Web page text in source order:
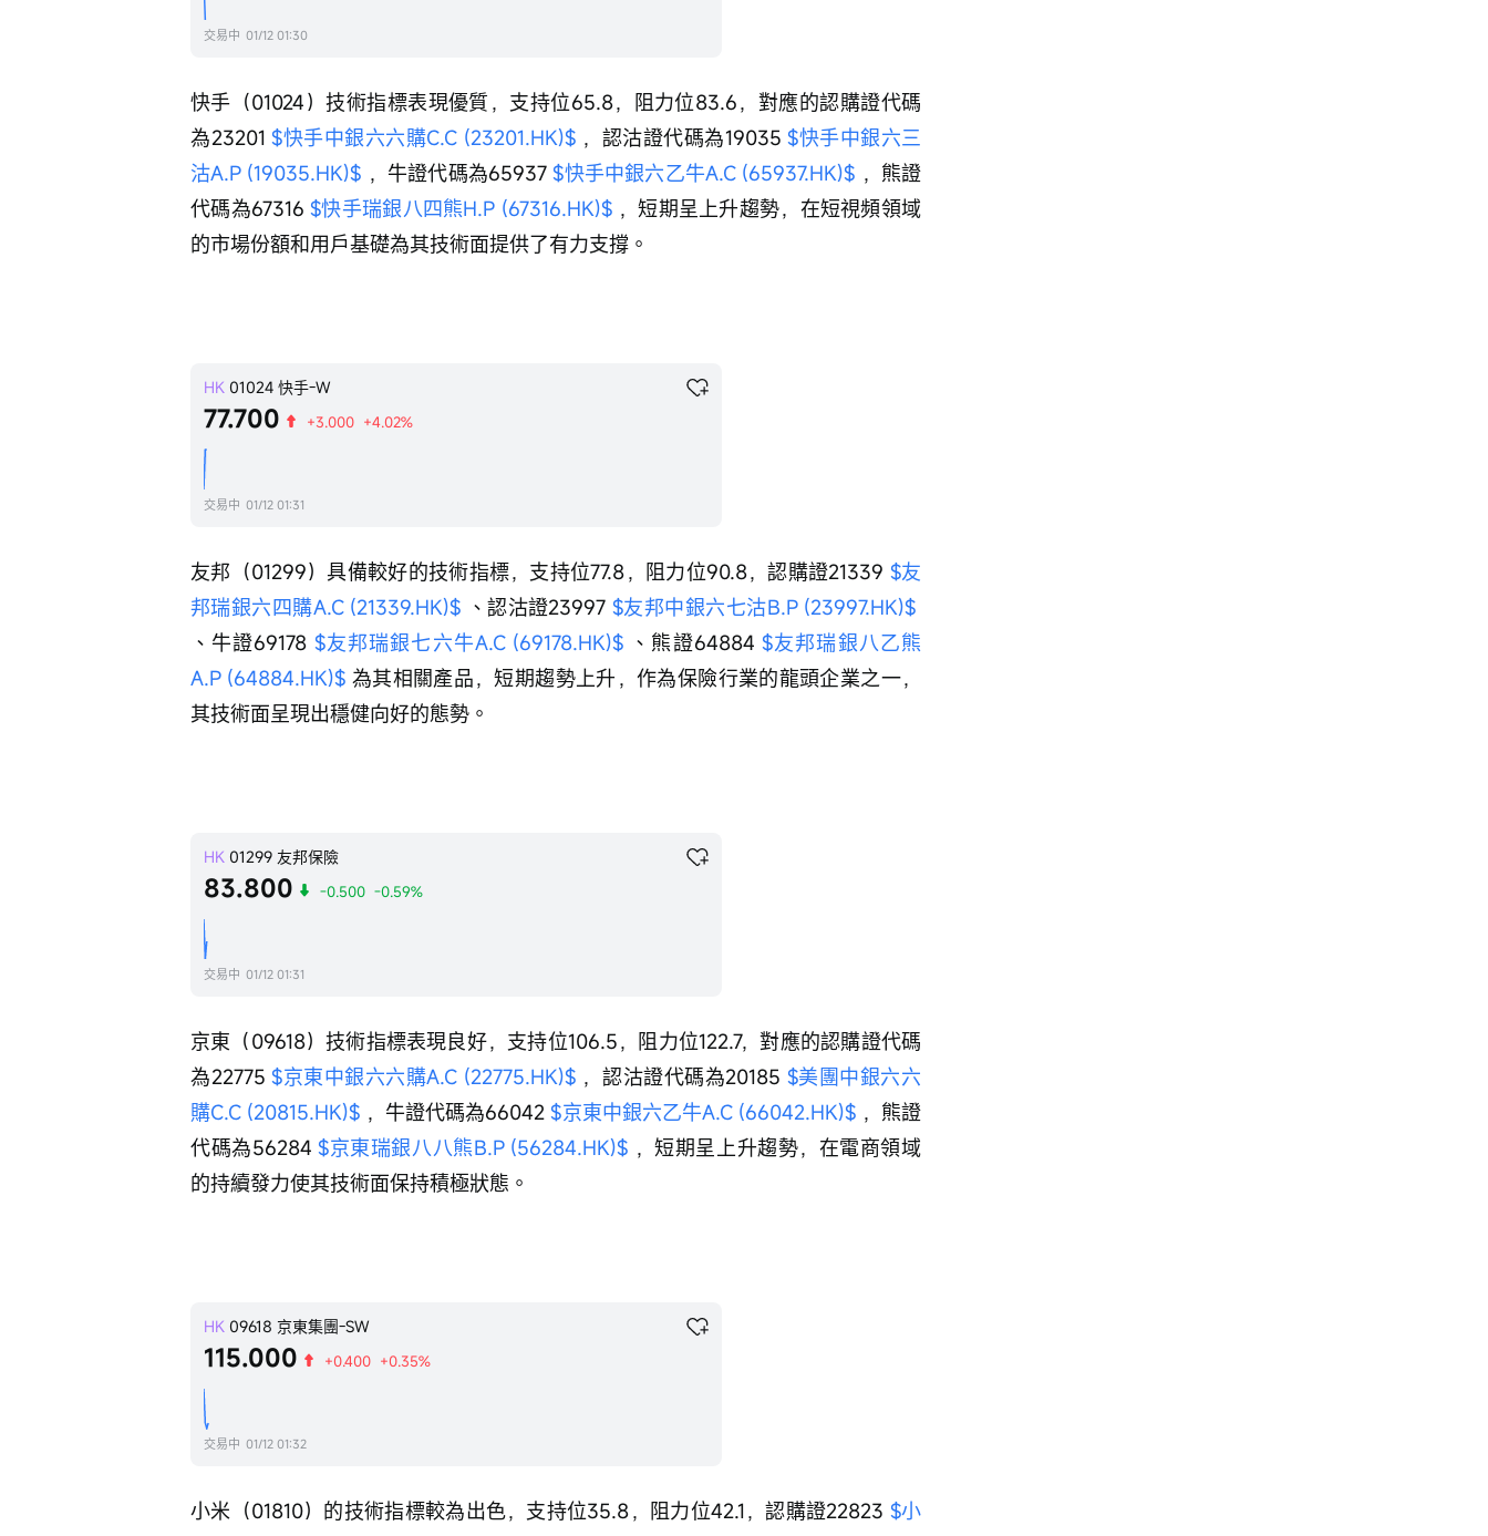
交易中 01/12 01:30
快手（01024）技術指標表現優質，支持位65.8，阻力位83.6，對應的認購證代碼
為23201 $快手中銀六六購C.C (23201.HK)$ ，認沽證代碼為19035 $快手中銀六三
沽A.P (19035.HK)$ ，牛證代碼為65937 $快手中銀六乙牛A.C (65937.HK)$ ，熊證
代碼為67316 $快手瑞銀八四熊H.P (67316.HK)$ ，短期呈上升趨勢，在短視頻領域
的市場份額和用戶基礎為其技術面提供了有力支撐。
HK 01024 快手-W
77.700 +3.000 +4.02%
交易中 01/12 01:31
友邦（01299）具備較好的技術指標，支持位77.8，阻力位90.8，認購證21339 $友
邦瑞銀六四購A.C (21339.HK)$ 、認沽證23997 $友邦中銀六七沽B.P (23997.HK)$
、牛證69178 $友邦瑞銀七六牛A.C (69178.HK)$ 、熊證64884 $友邦瑞銀八乙熊
A.P (64884.HK)$ 為其相關產品，短期趨勢上升，作為保險行業的龍頭企業之一，
其技術面呈現出穩健向好的態勢。
HK 01299 友邦保險
83.800 -0.500 -0.59%
交易中 01/12 01:31
京東（09618）技術指標表現良好，支持位106.5，阻力位122.7，對應的認購證代碼
為22775 $京東中銀六六購A.C (22775.HK)$ ，認沽證代碼為20185 $美團中銀六六
購C.C (20815.HK)$ ，牛證代碼為66042 $京東中銀六乙牛A.C (66042.HK)$ ，熊證
代碼為56284 $京東瑞銀八八熊B.P (56284.HK)$ ，短期呈上升趨勢，在電商領域
的持續發力使其技術面保持積極狀態。
HK 09618 京東集團-SW
115.000 +0.400 +0.35%
交易中 01/12 01:32
小米（01810）的技術指標較為出色，支持位35.8，阻力位42.1，認購證22823 $小